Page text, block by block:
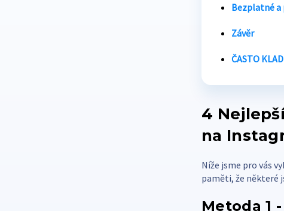
Bezplatné a
Závěr
ČASTO
4
na
Níže jsme pro vás
paměti, že některé
Metoda 1